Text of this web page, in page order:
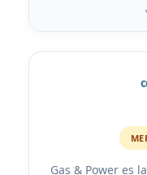
Gas & Power es